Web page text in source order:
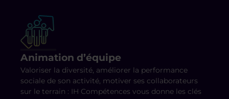
Animation d’équipe
Valoriser la diversité, améliorer la performance
sociale de son activité, motiver ses collaborateurs
sur le terrain : IH Compétences vous donne les clés